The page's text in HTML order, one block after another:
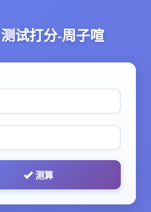
试打分-周子喧
测算